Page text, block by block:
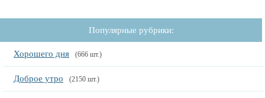
Популярные рубрики:
Хорошего дня (666 шт.)
Доброе утро (2150 шт.)